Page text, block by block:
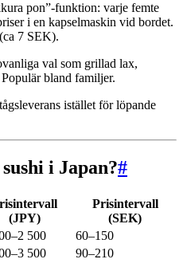
pon”-funktion: varje femte
i en kapselmaskin vid bordet.
7 SEK).
val som grillad lax,
bland familjer.
istället för löpande
i Japan?#
(JPY)
Prisintervall
(SEK)
500
60–150
500
90–210